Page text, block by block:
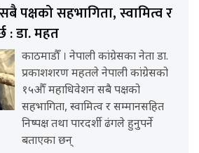
पक्षको सहभागिता, स्वामित्व र
: डा. महत
काठमाडौँ । नेपाली कांग्रेसका नेता डा.
प्रकाशशरण महतले नेपाली कांग्रेसको
१५औँ महाधिवेशन सबै पक्षको
सहभागिता, स्वामित्व र सम्मानसहित
निष्पक्ष तथा पारदर्शी ढंगले हुनुपर्ने
बताएका छन्